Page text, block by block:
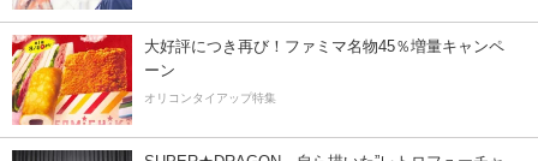
大好評につき再び！ファミマ名物45％増量キャンペ
ーン
オリコンタイアップ特集